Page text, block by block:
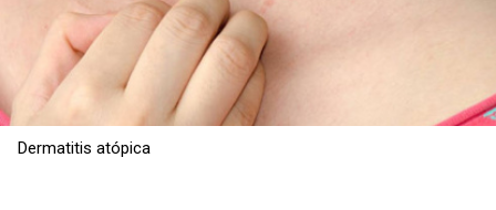
Dermatitis atópica